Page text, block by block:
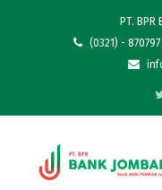
PT.
(0321) - 870797